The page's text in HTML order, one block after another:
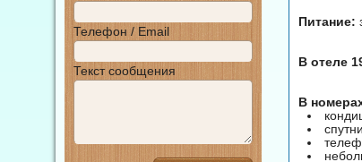
Питание:
В отеле
В
Телефон / Email
Текст сообщения